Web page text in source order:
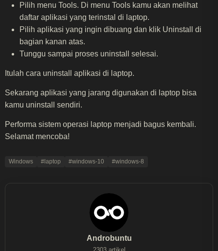
Pilih menu Tools. Di menu Tools kamu akan melihat
daftar aplikasi yang terinstal di laptop.
Pilih aplikasi yang ingin dibuang dan klik Uninstall di
bagian kanan atas.
Tunggu sampai proses uninstall selesai.
Itulah cara uninstall aplikasi di laptop.
Sekarang aplikasi yang jarang digunakan di laptop bisa
kamu uninstall sendiri.
Performa sistem operasi laptop menjadi bagus kembali.
Selamat mencoba!
Windows #laptop #windows-10 #windows-8
Androbuntu